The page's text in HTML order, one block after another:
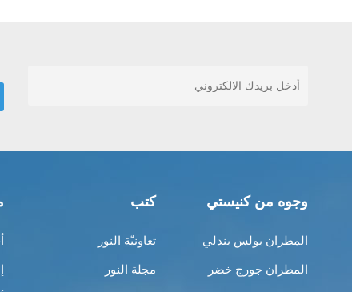
وجوه من كنيستي
المطران بولس بندلي
المطران جورج خضر
كتب
تعاونيّة النور
مجلة النور